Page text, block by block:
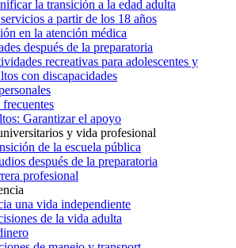
la transición a la edad adulta
a partir de los 18 años
en la atención médica
después de la preparatoria
recreativas para adolescentes y
con discapacidades
frecuentes
Garantizar el apoyo
y vida profesional
de la escuela pública
después de la preparatoria
profesional
una vida independiente
de la vida adulta